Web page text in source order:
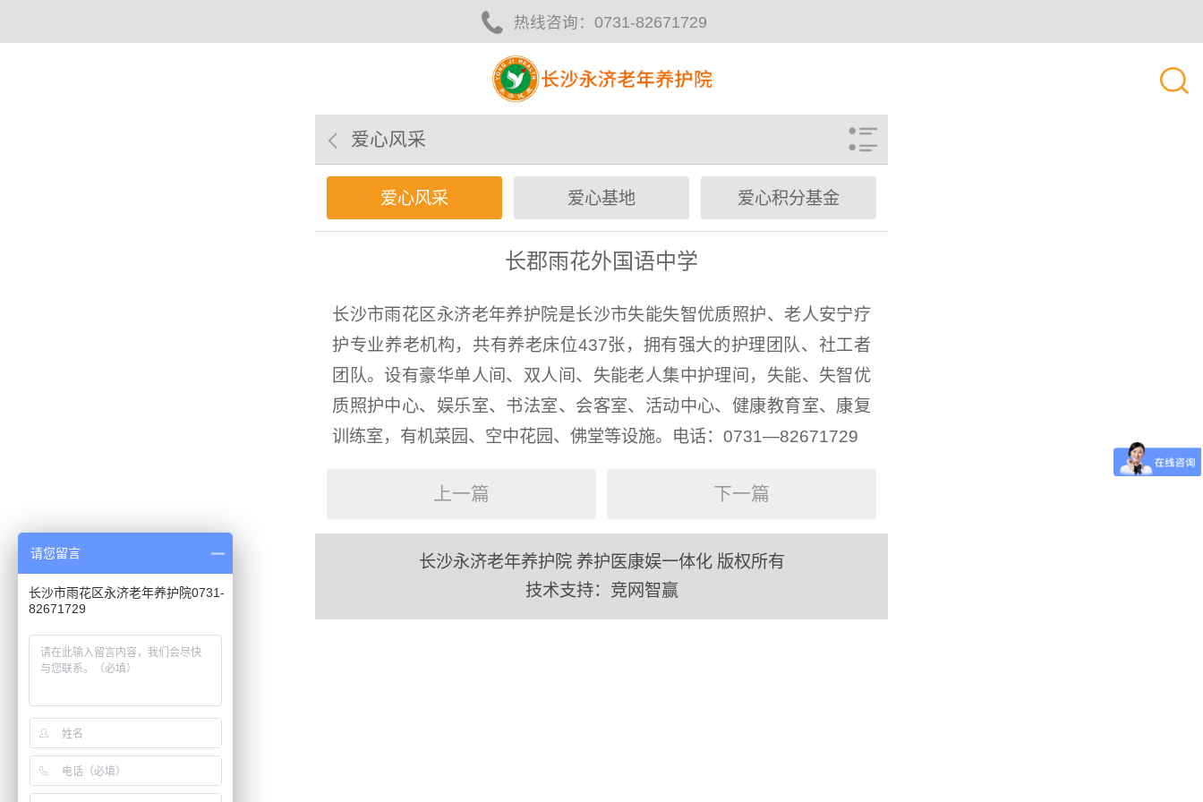
热线咨询： 0731-82671729
爱心风采
爱心风采 爱心基地 爱心积分基金
长郡雨花外国语中学
长沙市雨花区永济老年养护院是长沙市失能失智优质照护、老人安宁疗
护专业养老机构，共有养老床位437张，拥有强大的护理团队、社工者
团队。设有豪华单人间、双人间、失能老人集中护理间，失能、失智优
质照护中心、娱乐室、书法室、会客室、活动中心、健康教育室、康复
训练室，有机菜园、空中花园、佛堂等设施。电话：0731—82671729
上一篇 下一篇
长沙永济老年养护院 养护医康娱一体化 版权所有
技术支持： 竞网智赢
请您留言
长沙市雨花区永济老年养护院0731-
82671729